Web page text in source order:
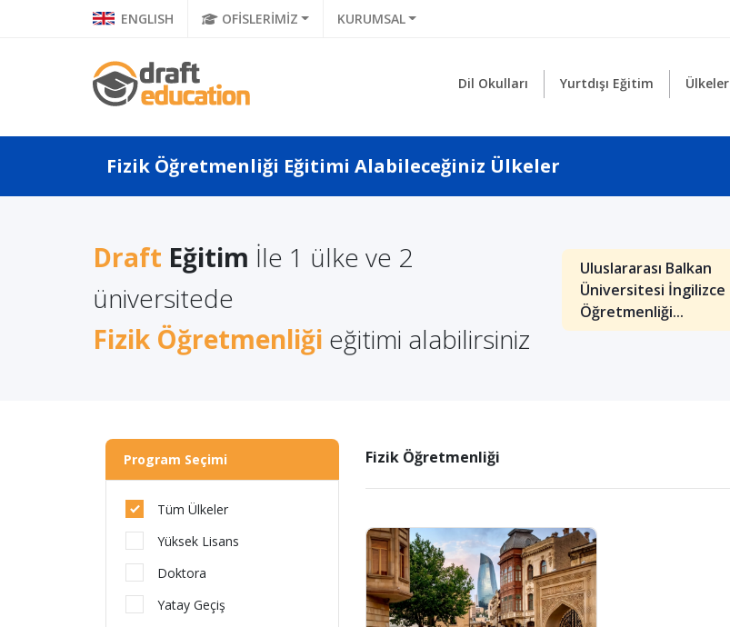
ENGLISH OFİSLERİMİZ KURUMSAL
Dil Okulları Yurtdışı Eğitim Ülkeler
Fizik Öğretmenliği Eğitimi Alabileceğiniz Ülkeler
Draft Eğitim İle 1 ülke ve 2
üniversitede
Fizik Öğretmenliği eğitimi alabilirsiniz
Litvanya'da Yüksek
Lisans Eğitimi Almanın
Avantajları
Uluslararası Balkan
Üniversitesi İngilizce
Öğretmenliği...
Program Seçimi
Tüm Ülkeler
Yüksek Lisans
Doktora
Yatay Geçiş
Fizik Öğretmenliği